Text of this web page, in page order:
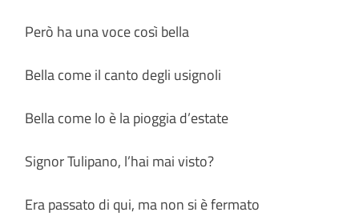
Però ha una voce così bella
Bella come il canto degli usignoli
Bella come lo è la pioggia d’estate
Signor Tulipano, l’hai mai visto?
Era passato di qui, ma non si è fermato